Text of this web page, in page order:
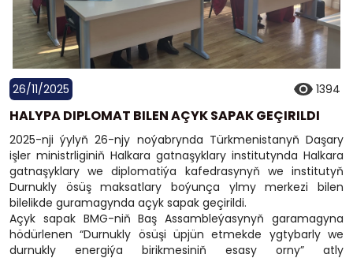
26/11/2025 1394
HALYPA DIPLOMAT BILEN AÇYK SAPAK GEÇIRILDI
2025-nji ýylyň 26-njy noýabrynda Türkmenistanyň Daşary
işler ministrliginiň Halkara gatnaşyklary institutynda Halkara
gatnaşyklary we diplomatiýa kafedrasynyň we institutyň
Durnukly ösüş maksatlary boýunça ylmy merkezi bilen
bilelikde guramagynda açyk sapak geçirildi.
Açyk sapak BMG-niň Baş Assambleýasynyň garamagyna
hödürlenen “Durnukly ösüşi üpjün etmekde ygtybarly we
durnukly energiýa birikmesiniň esasy orny” atly